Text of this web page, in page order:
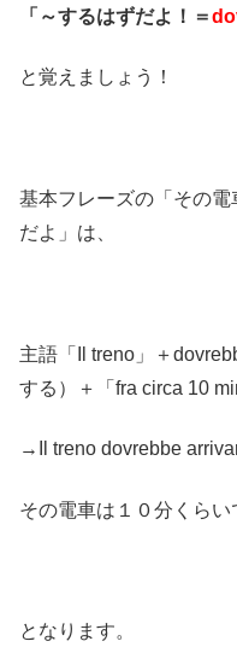
「～するはずだよ！＝
と覚えましょう！
基本フレーズの「その
だよ」は、
主語「Il treno」＋
する）＋「fra circa 10
→Il treno dovrebbe
その電車は１０分くらい
となります。